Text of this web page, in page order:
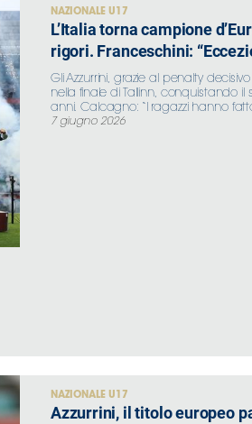
NAZIONALE U17
L’Italia torna campione
rigori. Franceschini:
Gli Azzurrini, grazie al penalty
nella finale di Tallinn, conquistando
anni. Calcagno: “I ragazzi hanno
7 giugno 2026
NAZIONALE U17
Azzurrini, il titolo europeo